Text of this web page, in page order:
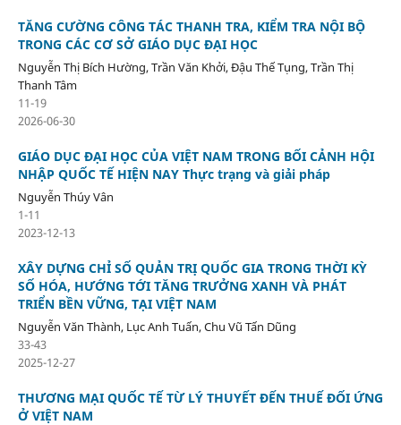
TĂNG CƯỜNG CÔNG TÁC THANH TRA, KIỂM TRA NỘI BỘ
TRONG CÁC CƠ SỞ GIÁO DỤC ĐẠI HỌC
Nguyễn Thị Bích Hường, Trần Văn Khởi, Đậu Thế Tụng, Trần Thị
Thanh Tâm
11-19
2026-06-30
GIÁO DỤC ĐẠI HỌC CỦA VIỆT NAM TRONG BỐI CẢNH HỘI
NHẬP QUỐC TẾ HIỆN NAY Thực trạng và giải pháp
Nguyễn Thúy Vân
1-11
2023-12-13
XÂY DỰNG CHỈ SỐ QUẢN TRỊ QUỐC GIA TRONG THỜI KỲ
SỐ HÓA, HƯỚNG TỚI TĂNG TRƯỞNG XANH VÀ PHÁT
TRIỂN BỀN VỮNG, TẠI VIỆT NAM
Nguyễn Văn Thành, Lục Anh Tuấn, Chu Vũ Tấn Dũng
33-43
2025-12-27
THƯƠNG MẠI QUỐC TẾ TỪ LÝ THUYẾT ĐẾN THUẾ ĐỐI ỨNG
Ở VIỆT NAM